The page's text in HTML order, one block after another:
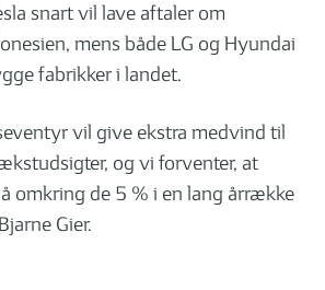
snart vil lave aftaler om
mens både LG og Hyundai
fabrikker i landet.
vil give ekstra medvind til
og vi forventer, at
omkring de 5 % i en lang årrække
Gier.